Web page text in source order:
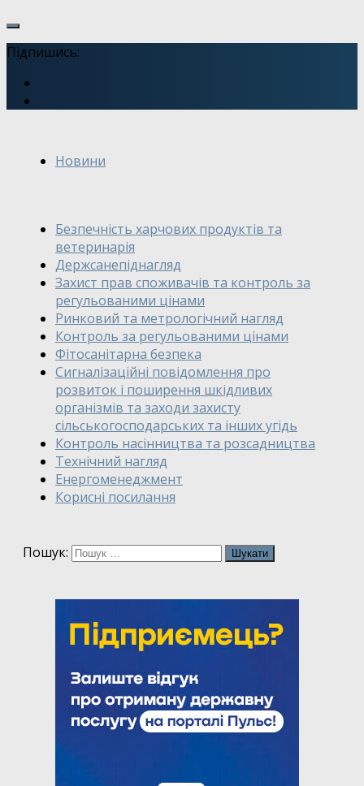
Підпишись:
Новини
Безпечність харчових продуктів та
ветеринарія
Держсанепіднагляд
Захист прав споживачів та контроль за
регульованими цінами
Ринковий та метрологічний нагляд
Контроль за регульованими цінами
Фітосанітарна безпека
Сигналізаційні повідомлення про
розвиток і поширення шкідливих
організмів та заходи захисту
сільськогосподарських та інших угідь
Контроль насінництва та розсадництва
Технічний нагляд
Енергоменеджмент
Корисні посилання
Пошук: